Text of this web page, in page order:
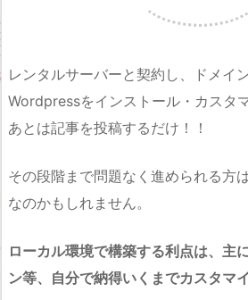
レンタルサーバーと契約し、ドメイ
Wordpressをインストール・カスタ
あとは記事を投稿するだけ！！
その段階まで問題なく進められる方
なのかもしれません。
ローカル環境で構築する利点は、主
ン等、自分で納得いくまでカスタマ